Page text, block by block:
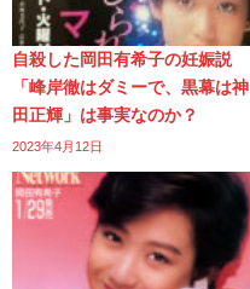
自殺した岡田有希子の妊娠説
「峰岸徹はダミーで、黒幕は神
田正輝」は事実なのか？
2023年4月12日